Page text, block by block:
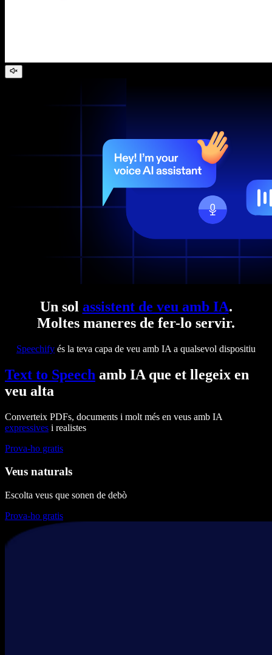
Un sol assistent de veu amb IA.
Moltes maneres de fer-lo servir.
Speechify és la teva capa de veu amb IA a qualsevol dispositiu
Text to Speech amb IA que et llegeix en
veu alta
Converteix PDFs, documents i molt més en veus amb IA
expressives i realistes
Prova-ho gratis
Veus naturals
Escolta veus que sonen de debò
Prova-ho gratis